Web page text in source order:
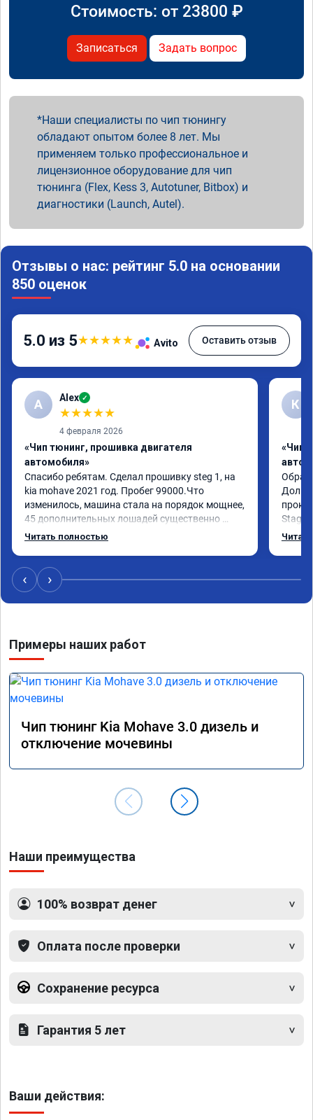
Стоимость: от 23800 ₽
Записаться Задать вопрос
Наши специалисты по чип тюнингу
обладают опытом более 8 лет. Мы
применяем только профессиональное и
лицензионное оборудование для чип
тюнинга (Flex, Kess 3, Autotuner, Bitbox) и
диагностики (Launch, Autel).
Отзывы о нас: рейтинг 5.0 на основании
850 оценок
5.0 из 5★★★★★ Avito Оставить отзыв
A Alex ✓
★★★★★
4 февраля 2026
«Чип тюнинг, прошивка двигателя
автомобиля»
Спасибо ребятам. Сделал прошивку steg 1, на
kia mohave 2021 год. Пробег 99000.Что
изменилось, машина стала на порядок мощнее,
45 дополнительных лошадей существенно
чувствуется и соответственно крутящего
12-12.5. Коробка перестала подпинывать при
наборе скорости. Педаль газа более
отзывчевее. В целом, я очень доволен.!
Читать полностью
К
«Чип
Долго
Stage
с
‹ ›
Примеры наших работ
Чип тюнинг Kia Mohave 3.0 дизель и
отключение мочевины
Наши преимущества
100% возврат денег
Оплата после проверки
Сохранение ресурса
Гарантия 5 лет
Ваши действия: